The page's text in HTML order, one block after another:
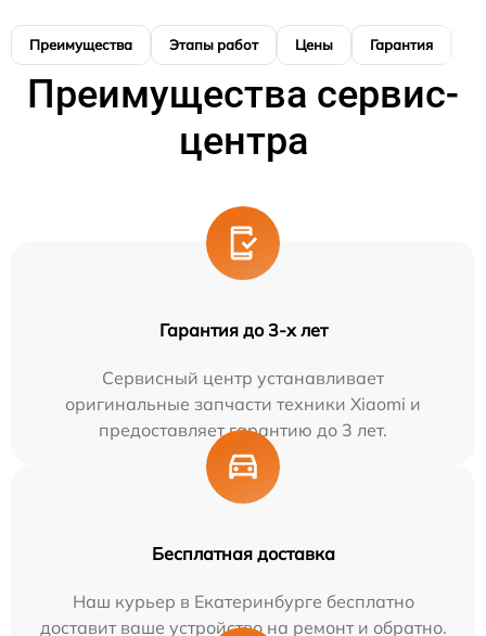
Преимущества Этапы работ Цены Гарантия
Преимущества сервис-
центра
Гарантия до 3-х лет
Сервисный центр устанавливает
оригинальные запчасти техники Xiaomi и
предоставляет гарантию до 3 лет.
Бесплатная доставка
Наш курьер в Екатеринбурге бесплатно
доставит ваше устройство на ремонт и обратно.